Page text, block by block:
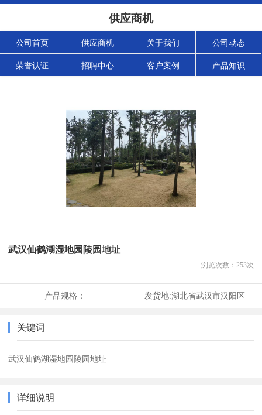
供应商机
公司首页 供应商机 关于我们 公司动态
荣誉认证 招聘中心 客户案例 产品知识
武汉仙鹤湖湿地园陵园地址
浏览次数： 253次
产品规格： 发货地:湖北省武汉市汉阳区
关键词
武汉仙鹤湖湿地园陵园地址
详细说明